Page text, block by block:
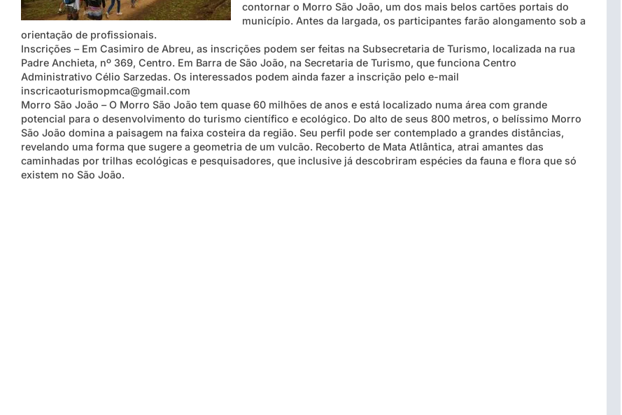
contornar o Morro São João, um dos mais belos cartões portais do
município. Antes da largada, os participantes farão alongamento sob a
orientação de profissionais.
Inscrições – Em Casimiro de Abreu, as inscrições podem ser feitas na Subsecretaria de Turismo, localizada na rua
Padre Anchieta, nº 369, Centro. Em Barra de São João, na Secretaria de Turismo, que funciona Centro
Administrativo Célio Sarzedas. Os interessados podem ainda fazer a inscrição pelo e-mail
inscricaoturismopmca@gmail.com
Morro São João – O Morro São João tem quase 60 milhões de anos e está localizado numa área com grande
potencial para o desenvolvimento do turismo científico e ecológico. Do alto de seus 800 metros, o belíssimo Morro
São João domina a paisagem na faixa costeira da região. Seu perfil pode ser contemplado a grandes distâncias,
revelando uma forma que sugere a geometria de um vulcão. Recoberto de Mata Atlântica, atrai amantes das
caminhadas por trilhas ecológicas e pesquisadores, que inclusive já descobriram espécies da fauna e flora que só
existem no São João.